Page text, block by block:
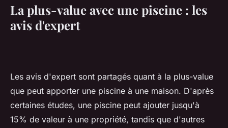
La plus-value avec une piscine : les
avis d'expert
Les avis d'expert sont partagés quant à la plus-value
que peut apporter une piscine à une maison. D'après
certaines études, une piscine peut ajouter jusqu'à
15% de valeur à une propriété, tandis que d'autres